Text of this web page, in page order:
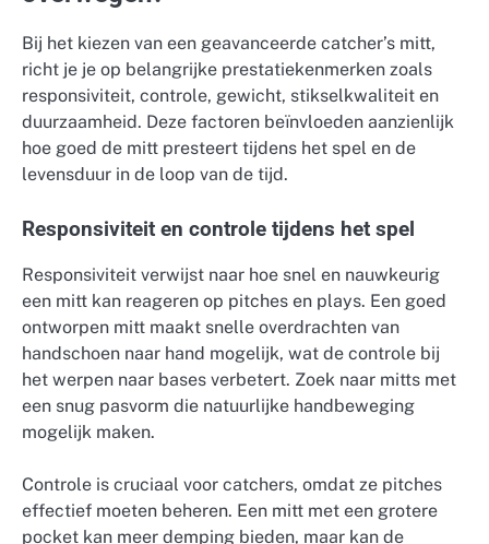
Bij het kiezen van een geavanceerde catcher’s mitt,
richt je je op belangrijke prestatiekenmerken zoals
responsiviteit, controle, gewicht, stikselkwaliteit en
duurzaamheid. Deze factoren beïnvloeden aanzienlijk
hoe goed de mitt presteert tijdens het spel en de
levensduur in de loop van de tijd.
Responsiviteit en controle tijdens het spel
Responsiviteit verwijst naar hoe snel en nauwkeurig
een mitt kan reageren op pitches en plays. Een goed
ontworpen mitt maakt snelle overdrachten van
handschoen naar hand mogelijk, wat de controle bij
het werpen naar bases verbetert. Zoek naar mitts met
een snug pasvorm die natuurlijke handbeweging
mogelijk maken.
Controle is cruciaal voor catchers, omdat ze pitches
effectief moeten beheren. Een mitt met een grotere
pocket kan meer demping bieden, maar kan de